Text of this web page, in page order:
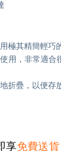
極其精簡輕巧
用，非常適合
折疊，以便存
享免費送貨